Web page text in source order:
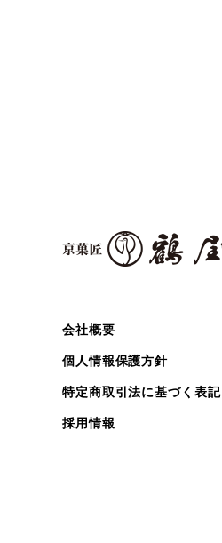
会社概要
個人情報保護方針
特定商取引法に基づく表記
採用情報